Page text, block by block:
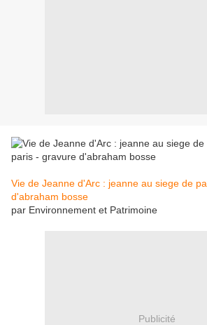
Vie de Jeanne d'Arc : jeanne au siege de
d'abraham bosse
par Environnement et Patrimoine
Publicité